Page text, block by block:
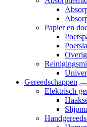
Papier en
Gereedschappen
Elektrisch